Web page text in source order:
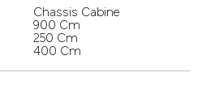
Chassis Cabine
900 Cm
250 Cm
400 Cm